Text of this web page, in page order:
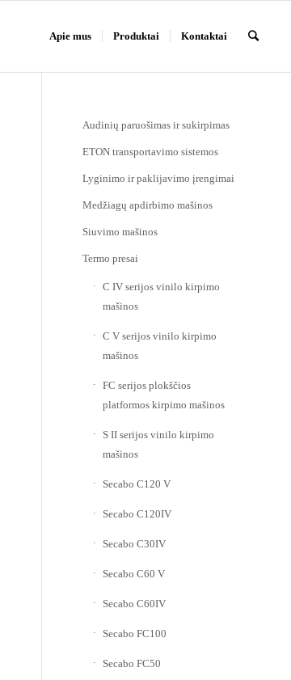
Apie mus Produktai Kontaktai
Audinių paruošimas ir sukirpimas
ETON transportavimo sistemos
Lyginimo ir paklijavimo įrengimai
Medžiagų apdirbimo mašinos
Siuvimo mašinos
Termo presai
C IV serijos vinilo kirpimo
mašinos
C V serijos vinilo kirpimo
mašinos
FC serijos plokščios
platformos kirpimo mašinos
S II serijos vinilo kirpimo
mašinos
Secabo C120 V
Secabo C120IV
Secabo C30IV
Secabo C60 V
Secabo C60IV
Secabo FC100
Secabo FC50